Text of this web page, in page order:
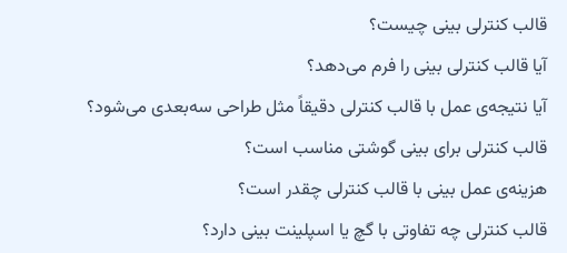
قالب کنترلی بینی چیست؟
آیا قالب کنترلی بینی را فرم می‌دهد؟
آیا نتیجه‌ی عمل با قالب کنترلی دقیقاً مثل طراحی سه‌بعدی می‌شود؟
قالب کنترلی برای بینی گوشتی مناسب است؟
هزینه‌ی عمل بینی با قالب کنترلی چقدر است؟
قالب کنترلی چه تفاوتی با گچ یا اسپلینت بینی دارد؟